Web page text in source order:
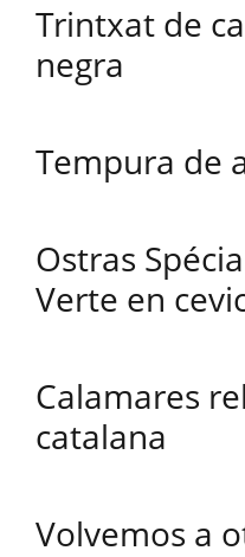
Trintxat de
negra
Tempura de
Ostras
Verte en
Calamares
catalana
Volvemos a